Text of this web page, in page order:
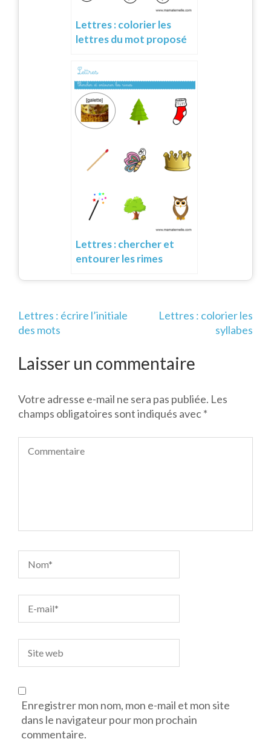
Lettres : colorier les
lettres du mot proposé
Lettres : chercher et
entourer les rimes
Navigation
de
Lettres : écrire l’initiale
des mots
Lettres : colorier les
syllabes
Laisser un commentaire
Votre adresse e-mail ne sera pas publiée. Les
champs obligatoires sont indiqués avec*
Enregistrer mon nom, mon e-mail et mon site
dans le navigateur pour mon prochain
commentaire.